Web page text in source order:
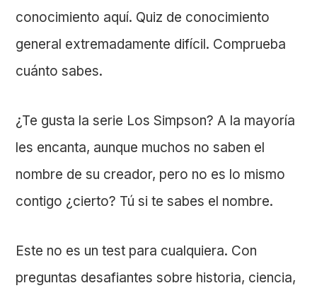
conocimiento aquí. Quiz de conocimiento
general extremadamente difícil. Comprueba
cuánto sabes.
¿Te gusta la serie Los Simpson? A la mayoría
les encanta, aunque muchos no saben el
nombre de su creador, pero no es lo mismo
contigo ¿cierto? Tú si te sabes el nombre.
Este no es un test para cualquiera. Con
preguntas desafiantes sobre historia, ciencia,